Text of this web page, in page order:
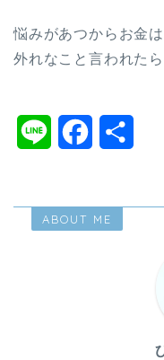
悩みがあつからお金
外れなこと言われた
e e
ABOUT ME